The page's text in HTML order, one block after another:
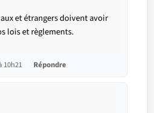
et étrangers doivent avoir
lois et règlements.
10h21 Répondre